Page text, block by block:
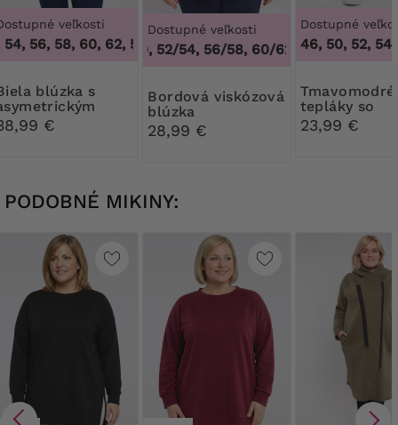
veľkosti
56, 58, 60, 62,50, 52, 54, 56, 58, 60, 62
s
€
Dostupné veľkosti
48/50, 52/54, 56/58, 60/62 48/50, 52/54,
Bordová viskózová
blúzka
28,99 €
Dostupné
46, 50, 52,
Tmavomodré
tepláky so
sťahovacou
šnúrkou
23,99 €
PODOBNÉ MIKINY: